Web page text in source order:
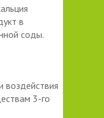
в
соды.
воздействия
3-го